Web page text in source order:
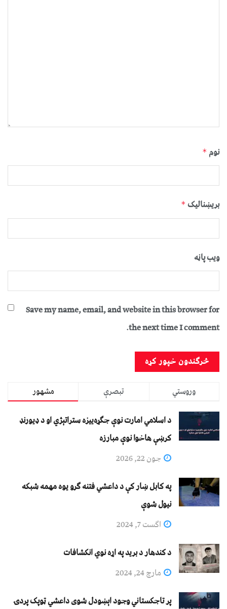
نوم *
بریښنالیک *
ویب پاڼه
Save my name, email, and website in this browser for
the next time I comment.
مشهور تبصرې
وروستي
د اسلامي امارت نوې جګړه‌ییزه ستراتېژي او د ډیورنډ
کرښې هاخوا نوې مبارزه
جون 22, 2026
په کابل ښار کې د داعشي فتنه ګرو يوه مهمه شبکه
نيول شوې
اگست 7, 2024
د کندهار د برید په اړه نوي انکشافات
مارچ 24, 2024
پر تاجکستاني وجود اېښودل شوی داعشي ټوپک پردۍ